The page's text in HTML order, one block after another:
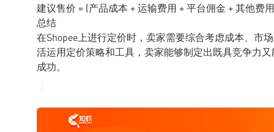
建议售价 = (产品成本 + 运输费用 + 平台佣金 + 其他费
总结
在Shopee上进行定价时，卖家需要综合考虑成本、市
活运用定价策略和工具，卖家能够制定出既具竞争力
成功。